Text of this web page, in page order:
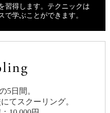
習得します。テクニックは
で学ぶことができます。
5日間。
てスクーリング。